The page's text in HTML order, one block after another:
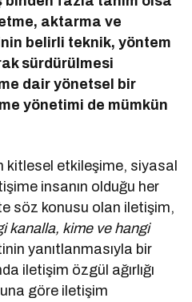
aktarma ve
belirli teknik, yöntem
sürdürülmesi
dair yönetsel bir
yönetimi de mümkün
kitlesel etkileşime, siyasal
insanın olduğu her
söz konusu olan iletişim,
kanalla, kime ve hangi
yanıtlanmasıyla bir
iletişim özgül ağırlığı
göre iletişim